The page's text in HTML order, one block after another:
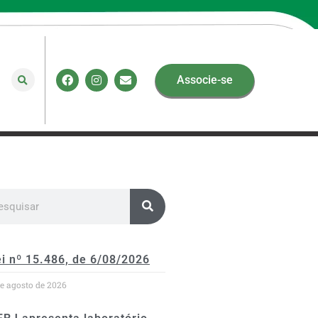
Associe-se
nº 15.486, de 6/08/2026
agosto de 2026